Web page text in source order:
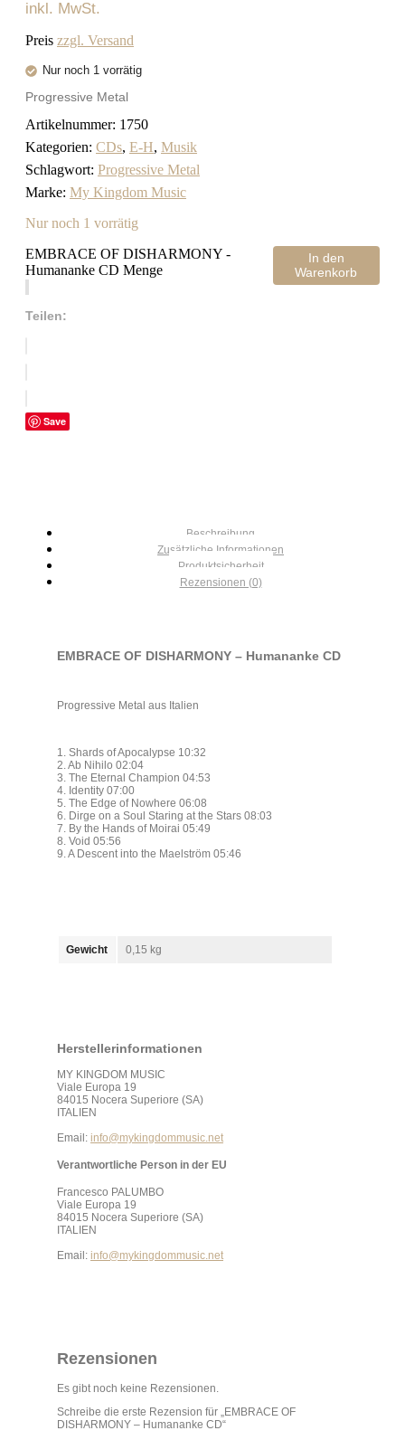
inkl. MwSt.
Preis zzgl. Versand
Nur noch 1 vorrätig
Progressive Metal
Artikelnummer: 1750
Kategorien: CDs, E-H, Musik
Schlagwort: Progressive Metal
Marke: My Kingdom Music
Nur noch 1 vorrätig
EMBRACE OF DISHARMONY -
Humananke CD Menge
In den
Warenkorb
Teilen:
Save
Beschreibung
Zusätzliche Informationen
Produktsicherheit
Rezensionen (0)
EMBRACE OF DISHARMONY – Humananke CD
Progressive Metal aus Italien
1. Shards of Apocalypse 10:32
2. Ab Nihilo 02:04
3. The Eternal Champion 04:53
4. Identity 07:00
5. The Edge of Nowhere 06:08
6. Dirge on a Soul Staring at the Stars 08:03
7. By the Hands of Moirai 05:49
8. Void 05:56
9. A Descent into the Maelström 05:46
Gewicht 0,15 kg
Herstellerinformationen
MY KINGDOM MUSIC
Viale Europa 19
84015 Nocera Superiore (SA)
ITALIEN
Email: info@mykingdommusic.net
Verantwortliche Person in der EU
Francesco PALUMBO
Viale Europa 19
84015 Nocera Superiore (SA)
ITALIEN
Email: info@mykingdommusic.net
Rezensionen
Es gibt noch keine Rezensionen.
Schreibe die erste Rezension für „EMBRACE OF
DISHARMONY – Humananke CD“